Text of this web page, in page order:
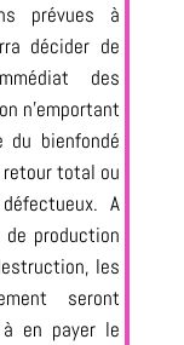
prévues à
décider de
des
n’emportant
du bienfondé
total ou
A
production
les
seront
en payer le